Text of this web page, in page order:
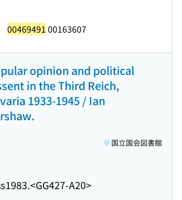
00469491 00163607
opinion and political
in the Third Reich,
1933-1945 / Ian
1983.<GG427-A20>
国立国会図書館